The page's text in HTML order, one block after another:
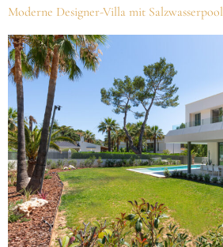
Moderne Designer-Villa mit Salzwasserpool